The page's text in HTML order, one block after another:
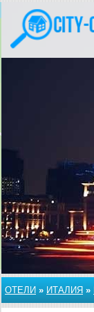
ОТЕЛИ » ИТАЛИЯ »